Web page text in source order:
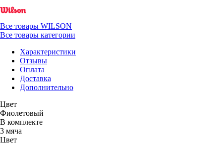
Все товары WILSON
Все товары категории
Характеристики
Отзывы
Оплата
Доставка
Дополнительно
Цвет
Фиолетовый
В комплекте
3 мяча
Цвет